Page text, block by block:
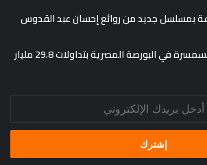
بمسلسل جديد من روائع إحسان عبد القدوس
ثاندر تتصدر شركات السمسرة في البورصة المصرية بتداولات 29.8 مليار